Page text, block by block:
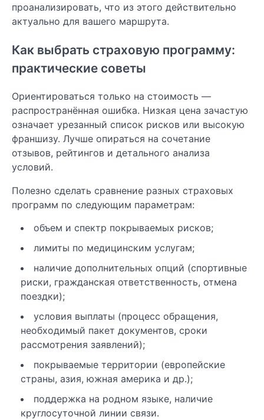
проанализировать, что из этого действительно
актуально для вашего маршрута.
Как выбрать страховую программу:
практические советы
Ориентироваться только на стоимость —
распространённая ошибка. Низкая цена зачастую
означает урезанный список рисков или высокую
франшизу. Лучше опираться на сочетание
отзывов, рейтингов и детального анализа
условий.
Полезно сделать сравнение разных страховых
программ по следующим параметрам:
объем и спектр покрываемых рисков;
лимиты по медицинским услугам;
наличие дополнительных опций (спортивные
риски, гражданская ответственность, отмена
поездки);
условия выплаты (процесс обращения,
необходимый пакет документов, сроки
рассмотрения заявлений);
покрываемые территории (европейские
страны, азия, южная америка и др.);
поддержка на родном языке, наличие
круглосуточной линии связи.